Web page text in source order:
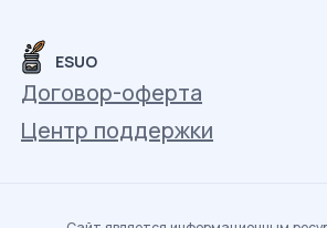
ESUO
Договор-оферта
Центр поддержки